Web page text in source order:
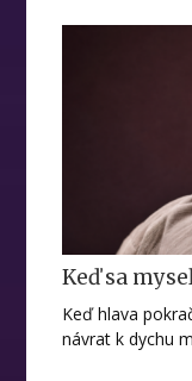
Keď sa
Keď hlava
návrat k dychu